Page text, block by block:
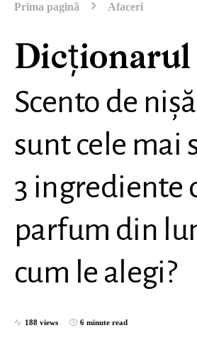
Prima pagină Afaceri
Dicționarul
Scento de
sunt cele mai
3 ingrediente
parfum din
cum le alegi?
188 views 6 minute read